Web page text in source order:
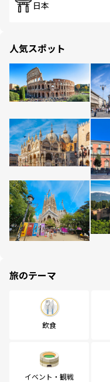
日本
人気スポット
旅のテーマ
飲食
イベント・観戦